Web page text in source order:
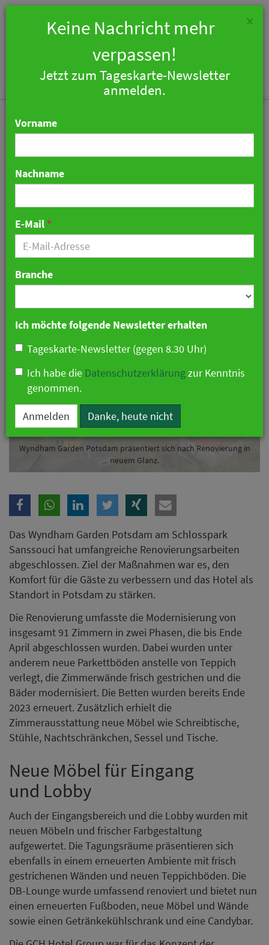
Wyndham Garden
Potsdam präsentiert sich
nach Renovierung in
neuem Glanz
23. Juni 2025 12:58 Uhr| Hotellerie
Wyndham Garden Potsdam präsentiert sich nach Renovierung in
neuem Glanz.
Das Wyndham Garden Potsdam am Schlosspark
Sanssouci hat umfangreiche Renovierungsarbeiten
abgeschlossen. Ziel der Maßnahmen war es, den
Komfort für die Gäste zu verbessern und das Hotel als
Standort in Potsdam zu stärken.
Die Renovierung umfasste die Modernisierung von
insgesamt 91 Zimmern in zwei Phasen, die bis Ende
April abgeschlossen wurden. Dabei wurden unter
anderem neue Parkettböden anstelle von Teppich
verlegt, die Zimmerwände frisch gestrichen und die
Bäder modernisiert. Die Betten wurden bereits Ende
2023 erneuert. Zusätzlich erhielt die
Zimmerausstattung neue Möbel wie Schreibtische,
Stühle, Nachtschränkchen, Sessel und Tische.
Neue Möbel für Eingang
und Lobby
Auch der Eingangsbereich und die Lobby wurden mit
neuen Möbeln und frischer Farbgestaltung
aufgewertet. Die Tagungsräume präsentieren sich
ebenfalls in einem erneuerten Ambiente mit frisch
gestrichenen Wänden und neuen Teppichböden. Die
DB-Lounge wurde umfassend renoviert und bietet nun
einen erneuerten Fußboden, neue Möbel und Wände
sowie einen Getränkekühlschrank und eine Candybar.
×
Keine Nachricht mehr
verpassen!
Jetzt zum Tageskarte-Newsletter
anmelden.
Vorname
Nachname
E-Mail *
Branche
Ich möchte folgende Newsletter erhalten
Tageskarte-Newsletter (gegen 8.30 Uhr)
Ich habe die Datenschutzerklärungzur Kenntnis
genommen.
Anmelden Danke, heute nicht